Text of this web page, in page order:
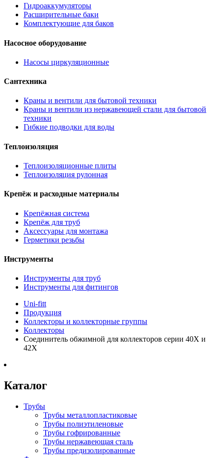
Гидроаккумуляторы
Расширительные баки
Комплектующие для баков
Насосное оборудование
Насосы циркуляционные
Сантехника
Краны и вентили для бытовой техники
Краны и вентили из нержавеющей стали для бытовой
техники
Гибкие подводки для воды
Теплоизоляция
Теплоизоляционные плиты
Теплоизоляция рулонная
Крепёж и расходные материалы
Крепёжная система
Крепёж для труб
Аксессуары для монтажа
Герметики резьбы
Инструменты
Инструменты для труб
Инструменты для фитингов
Uni-fitt
Продукция
Коллекторы и коллекторные группы
Коллекторы
Соединитель обжимной для коллекторов серии 40Х и
42Х
Каталог
Трубы
Трубы металлопластиковые
Трубы полиэтиленовые
Трубы гофрированные
Трубы нержавеющая сталь
Трубы предизолированные